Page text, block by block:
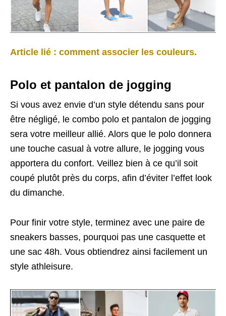
Article lié : comment associer les couleurs.
Polo et pantalon de jogging
Si vous avez envie d’un style détendu sans pour
être négligé, le combo polo et pantalon de jogging
sera votre meilleur allié. Alors que le polo donnera
une touche casual à votre allure, le jogging vous
apportera du confort. Veillez bien à ce qu’il soit
coupé plutôt près du corps, afin d’éviter l’effet look
du dimanche.
Pour finir votre style, terminez avec une paire de
sneakers basses, pourquoi pas une casquette et
une sac 48h. Vous obtiendrez ainsi facilement un
style athleisure.